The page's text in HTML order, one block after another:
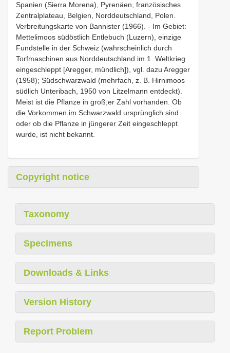
Spanien (Sierra Morena), Pyrenäen, französisches
Zentralplateau, Belgien, Norddeutschland, Polen.
Verbreitungskarte von Bannister (1966). - Im Gebiet:
Mettelimoos südöstlich Entlebuch (Luzern), einzige
Fundstelle in der Schweiz (wahrscheinlich durch
Torfmaschinen aus Norddeutschland im 1. Weltkrieg
eingeschleppt [Aregger, mündlich]), vgl. dazu Aregger
(1958); Südschwarzwald (mehrfach, z. B. Hirnimoos
südlich Unteribach, 1950 von Litzelmann entdeckt).
Meist ist die Pflanze in groß;er Zahl vorhanden. Ob
die Vorkommen im Schwarzwald ursprünglich sind
oder ob die Pflanze in jüngerer Zeit eingeschleppt
wurde, ist nicht bekannt.
Copyright notice
Taxonomy
Specimens
Downloads & Links
Version History
Report Problem